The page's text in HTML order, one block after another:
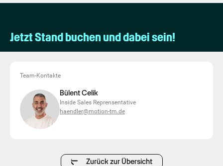
Jetzt Stand buchen und dabei sein!
Team-Kontakte
Bülent Celik
Inside Sales Reprensentative
haendler@motion-tm.de
Zurück zur Übersicht